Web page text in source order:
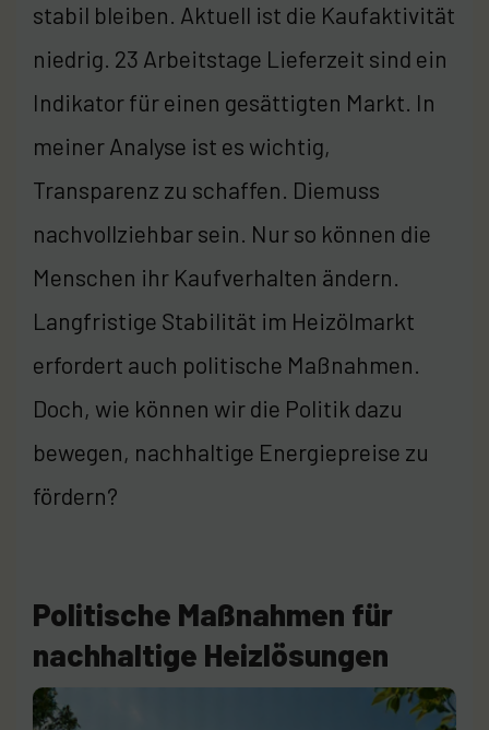
stabil bleiben. Aktuell ist die Kaufaktivität
niedrig. 23 Arbeitstage Lieferzeit sind ein
Indikator für einen gesättigten Markt. In
meiner Analyse ist es wichtig,
Transparenz zu schaffen. Diemuss
nachvollziehbar sein. Nur so können die
Menschen ihr Kaufverhalten ändern.
Langfristige Stabilität im Heizölmarkt
erfordert auch politische Maßnahmen.
Doch, wie können wir die Politik dazu
bewegen, nachhaltige Energiepreise zu
fördern?
Politische Maßnahmen für
nachhaltige Heizlösungen